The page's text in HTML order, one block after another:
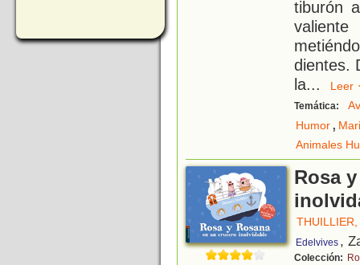
tiburón
dientes.
la...
Temática:
Humor,
Animales
Rosa
Edelvives ,
Colección: